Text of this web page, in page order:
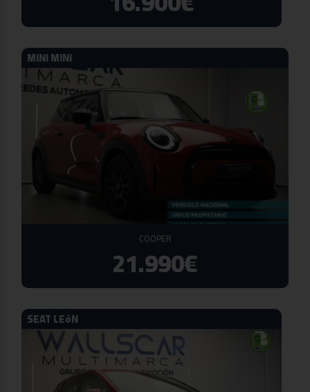
MINI MINI
COOPER
21.990€
SEAT LEóN